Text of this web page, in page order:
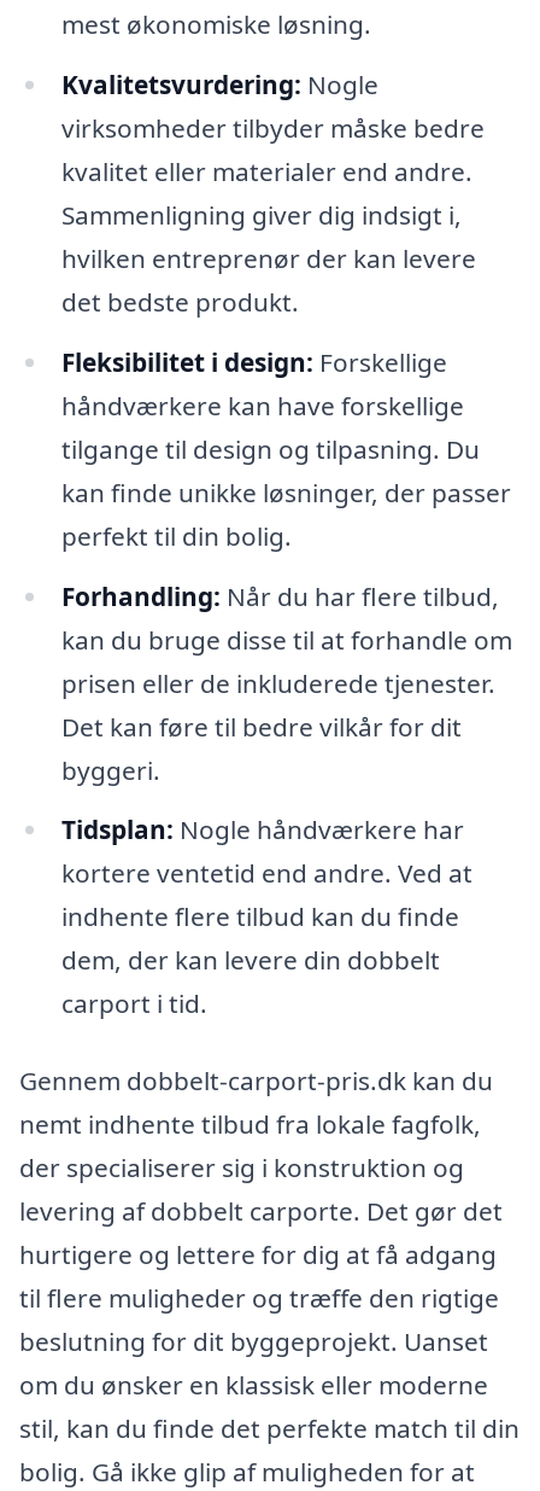
mest økonomiske løsning.
Kvalitetsvurdering: Nogle
virksomheder tilbyder måske bedre
kvalitet eller materialer end andre.
Sammenligning giver dig indsigt i,
hvilken entreprenør der kan levere
det bedste produkt.
Fleksibilitet i design: Forskellige
håndværkere kan have forskellige
tilgange til design og tilpasning. Du
kan finde unikke løsninger, der passer
perfekt til din bolig.
Forhandling: Når du har flere tilbud,
kan du bruge disse til at forhandle om
prisen eller de inkluderede tjenester.
Det kan føre til bedre vilkår for dit
byggeri.
Tidsplan: Nogle håndværkere har
kortere ventetid end andre. Ved at
indhente flere tilbud kan du finde
dem, der kan levere din dobbelt
carport i tid.
Gennem dobbelt-carport-pris.dk kan du
nemt indhente tilbud fra lokale fagfolk,
der specialiserer sig i konstruktion og
levering af dobbelt carporte. Det gør det
hurtigere og lettere for dig at få adgang
til flere muligheder og træffe den rigtige
beslutning for dit byggeprojekt. Uanset
om du ønsker en klassisk eller moderne
stil, kan du finde det perfekte match til din
bolig. Gå ikke glip af muligheden for at